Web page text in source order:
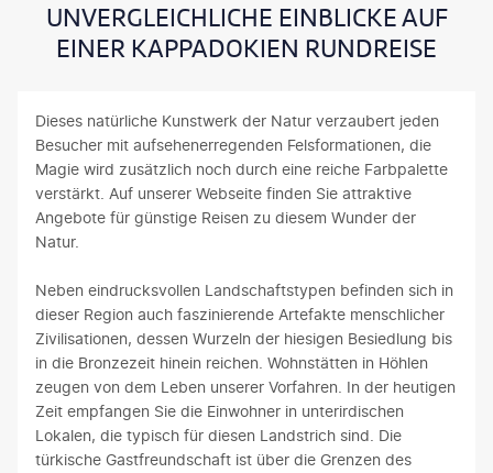
UNVERGLEICHLICHE EINBLICKE AUF
EINER KAPPADOKIEN RUNDREISE
Dieses natürliche Kunstwerk der Natur verzaubert jeden
Besucher mit aufsehenerregenden Felsformationen, die
Magie wird zusätzlich noch durch eine reiche Farbpalette
verstärkt. Auf unserer Webseite finden Sie attraktive
Angebote für günstige Reisen zu diesem Wunder der
Natur.
Neben eindrucksvollen Landschaftstypen befinden sich in
dieser Region auch faszinierende Artefakte menschlicher
Zivilisationen, dessen Wurzeln der hiesigen Besiedlung bis
in die Bronzezeit hinein reichen. Wohnstätten in Höhlen
zeugen von dem Leben unserer Vorfahren. In der heutigen
Zeit empfangen Sie die Einwohner in unterirdischen
Lokalen, die typisch für diesen Landstrich sind. Die
türkische Gastfreundschaft ist über die Grenzen des